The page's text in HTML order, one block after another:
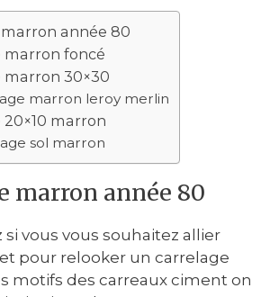
année 80
marron foncé
marron 30×30
marron leroy merlin
marron
sol marron
marron année 80
si vous vous souhaitez allier
pour relooker un carrelage
motifs des carreaux ciment on